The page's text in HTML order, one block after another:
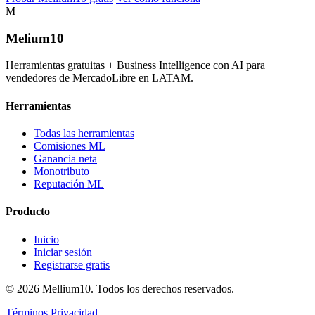
M
Melium10
Herramientas gratuitas + Business Intelligence con AI para
vendedores de MercadoLibre en LATAM.
Herramientas
Todas las herramientas
Comisiones ML
Ganancia neta
Monotributo
Reputación ML
Producto
Inicio
Iniciar sesión
Registrarse gratis
© 2026 Mellium10. Todos los derechos reservados.
Términos Privacidad